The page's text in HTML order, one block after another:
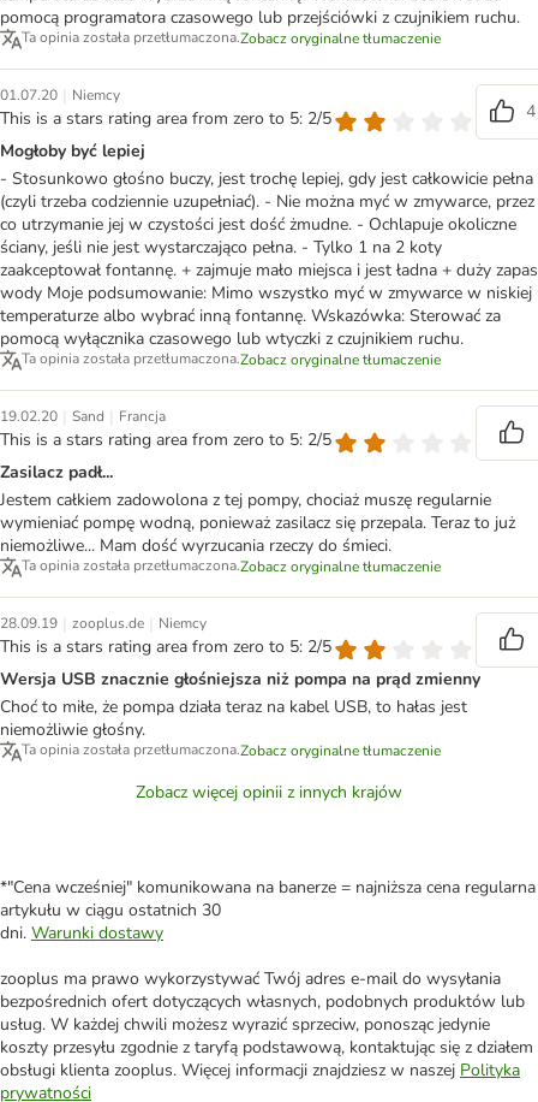
pomocą programatora czasowego lub przejściówki z czujnikiem ruchu.
Ta opinia została przetłumaczona.Zobacz oryginalne tłumaczenie
01.07.20 | Niemcy
This is a stars rating area from zero to 5: 2/5
4
Mogłoby być lepiej
- Stosunkowo głośno buczy, jest trochę lepiej, gdy jest całkowicie pełna
(czyli trzeba codziennie uzupełniać). - Nie można myć w zmywarce, przez
co utrzymanie jej w czystości jest dość żmudne. - Ochlapuje okoliczne
ściany, jeśli nie jest wystarczająco pełna. - Tylko 1 na 2 koty
zaakceptował fontannę. + zajmuje mało miejsca i jest ładna + duży zapas
wody Moje podsumowanie: Mimo wszystko myć w zmywarce w niskiej
temperaturze albo wybrać inną fontannę. Wskazówka: Sterować za
pomocą wyłącznika czasowego lub wtyczki z czujnikiem ruchu.
Ta opinia została przetłumaczona.Zobacz oryginalne tłumaczenie
19.02.20 | Sand | Francja
This is a stars rating area from zero to 5: 2/5
Zasilacz padł...
Jestem całkiem zadowolona z tej pompy, chociaż muszę regularnie
wymieniać pompę wodną, ponieważ zasilacz się przepala. Teraz to już
niemożliwe... Mam dość wyrzucania rzeczy do śmieci.
Ta opinia została przetłumaczona.Zobacz oryginalne tłumaczenie
28.09.19 | zooplus.de | Niemcy
This is a stars rating area from zero to 5: 2/5
Wersja USB znacznie głośniejsza niż pompa na prąd zmienny
Choć to miłe, że pompa działa teraz na kabel USB, to hałas jest
niemożliwie głośny.
Ta opinia została przetłumaczona.Zobacz oryginalne tłumaczenie
Zobacz więcej opinii z innych krajów
*"Cena wcześniej" komunikowana na banerze = najniższa cena regularna
artykułu w ciągu ostatnich 30
dni. Warunki dostawy
zooplus ma prawo wykorzystywać Twój adres e-mail do wysyłania
bezpośrednich ofert dotyczących własnych, podobnych produktów lub
usług. W każdej chwili możesz wyrazić sprzeciw, ponosząc jedynie
koszty przesyłu zgodnie z taryfą podstawową, kontaktując się z działem
obsługi klienta zooplus. Więcej informacji znajdziesz w naszej Polityka
prywatności